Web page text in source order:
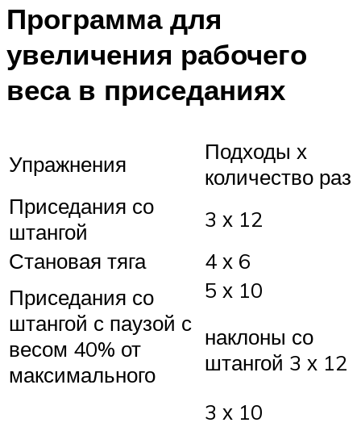
Программа для
увеличения рабочего
веса в приседаниях
Упражнения
Подходы х
количество раз
Приседания со
штангой
3 х 12
Становая тяга
4 х 6
Приседания со
штангой с паузой с
весом 40% от
максимального
5 х 10
наклоны со
штангой 3 х 12
3 х 10